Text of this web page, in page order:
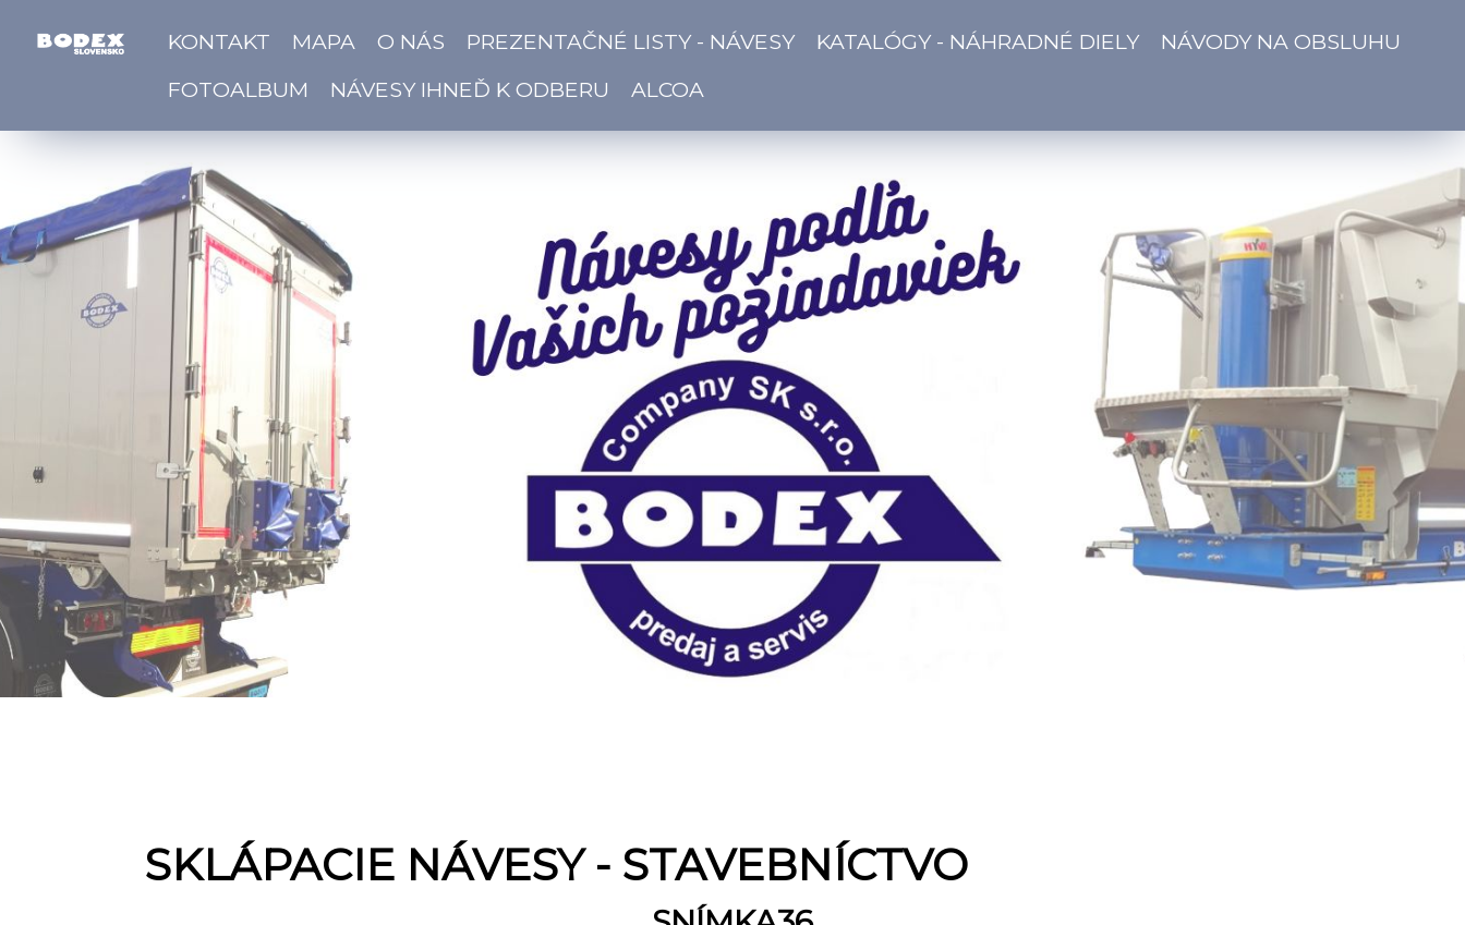
KONTAKT MAPA O NÁS PREZENTAČNÉ LISTY - NÁVESY KATALÓGY - NÁHRADNÉ DIELY
NÁVODY NA OBSLUHU
FOTOALBUM
NÁVESY IHNEĎ K ODBERU ALCOA
SKLÁPACIE NÁVESY - STAVEBNÍCTVO